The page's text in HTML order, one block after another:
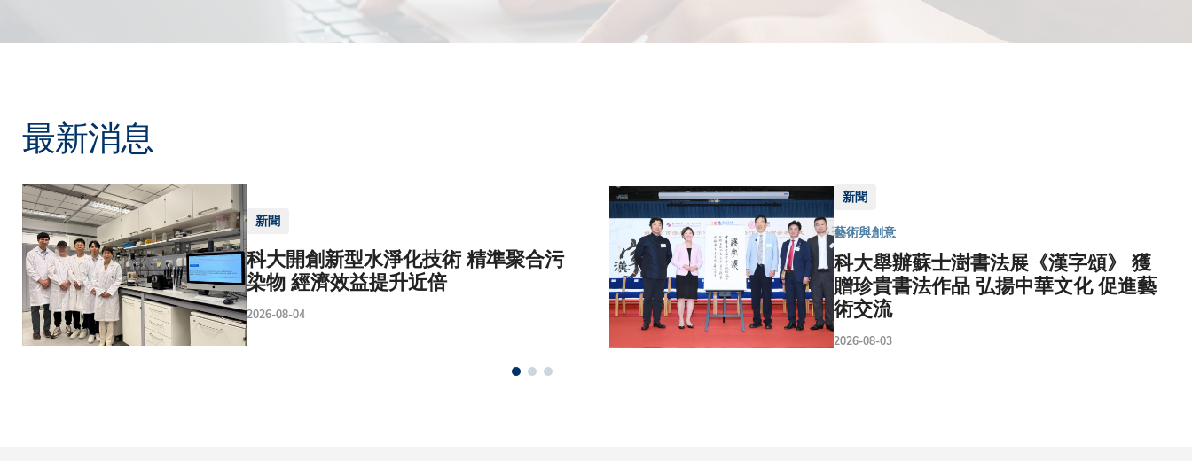
最新消息
新聞
科大開創新型水淨化技術 精準聚合污
染物 經濟效益提升近倍
2026-08-04
新聞
藝術與創意
科大舉辦蘇士澍書法展《漢字頌》 獲
贈珍貴書法作品 弘揚中華文化 促進藝
術交流
2026-08-03